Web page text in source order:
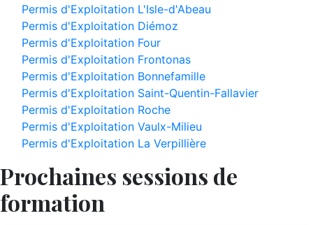
Permis d'Exploitation L'Isle-d'Abeau
Permis d'Exploitation Diémoz
Permis d'Exploitation Four
Permis d'Exploitation Frontonas
Permis d'Exploitation Bonnefamille
Permis d'Exploitation Saint-Quentin-Fallavier
Permis d'Exploitation Roche
Permis d'Exploitation Vaulx-Milieu
Permis d'Exploitation La Verpillière
Prochaines sessions de
formation